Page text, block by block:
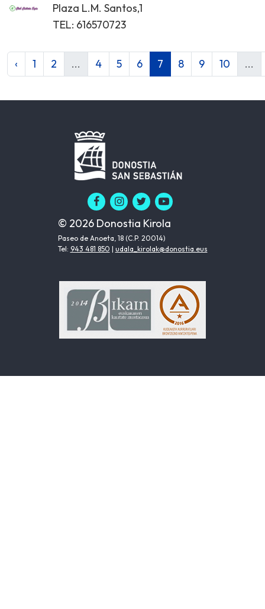
Plaza L.M. Santos,1
TEL: 616570723
‹ 1 2 ... 4 5 6 7 8 9 10 ...
© 2026 Donostia Kirola
Paseo de Anoeta, 18 (C.P. 20014)
Tel: 943 481 850 | udala_kirolak@donostia.eus